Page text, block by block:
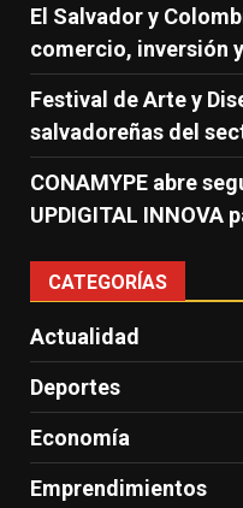
El Salvador y
comercio, inversión
Festival de Arte y
salvadoreñas del
CONAMYPE abre
UPDIGITAL INNOVA
CATEGORÍAS
Actualidad
Deportes
Economía
Emprendimientos